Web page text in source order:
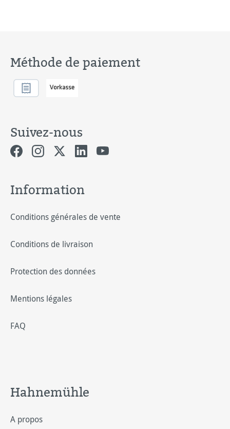
Méthode de paiement
Suivez-nous
Information
Conditions générales de vente
Conditions de livraison
Protection des données
Mentions légales
FAQ
Hahnemühle
A propos